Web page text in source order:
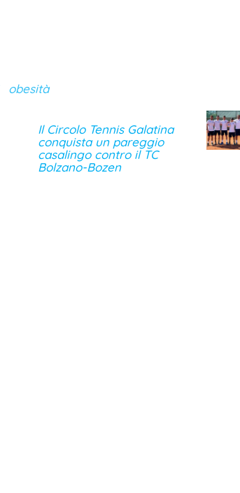
obesità
Il Circolo Tennis Galatina
conquista un pareggio
casalingo contro il TC
Bolzano-Bozen